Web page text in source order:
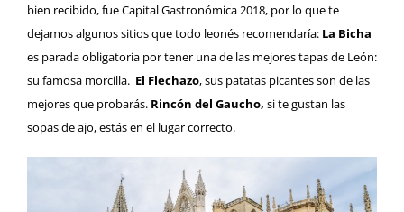
bien recibido, fue Capital Gastronómica 2018, por lo que te
dejamos algunos sitios que todo leonés recomendaría: La Bicha
es parada obligatoria por tener una de las mejores tapas de León:
su famosa morcilla. El Flechazo, sus patatas picantes son de las
mejores que probarás. Rincón del Gaucho, si te gustan las
sopas de ajo, estás en el lugar correcto.